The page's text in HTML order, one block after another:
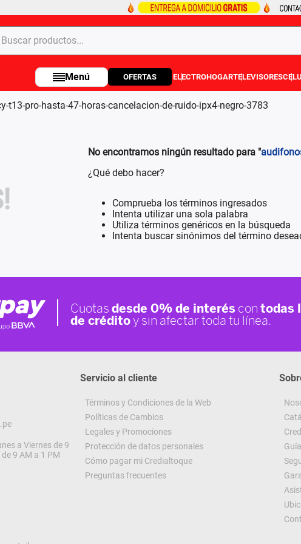
productos...
OFERTAS ELECTROHOGARTELEVISORES
t13-pro-hasta-47-horas-cancelacion-de-ruido-ipx4-negro-3783
No encontramos ningún resultado para "
¿Qué debo hacer?
Comprueba los términos ingresados
Intenta utilizar una sola palabra
Utiliza términos genéricos en la búsqueda
Intenta buscar sinónimos del término
a Viernes de 9
9 AM a 1 PM
Servicio al cliente
Términos y Condiciones de la Web
Políticas de Cambios
Legales y Promociones
Protección de datos personales
Cómo pagar mi Credialtoque
Preguntas frecuentes